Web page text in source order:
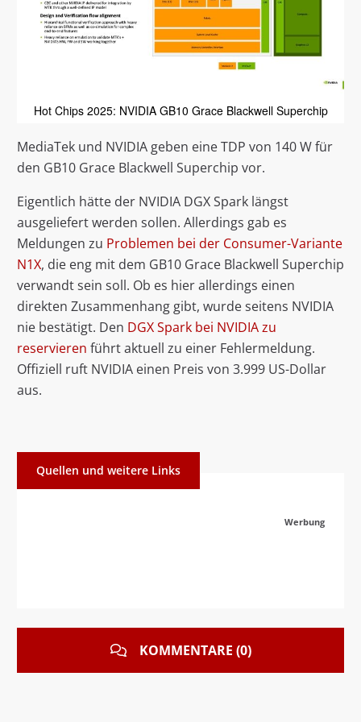
Hot Chips 2025: NVIDIA GB10 Grace Blackwell Superchip
MediaTek und NVIDIA geben eine TDP von 140 W für
den GB10 Grace Blackwell Superchip vor.
Eigentlich hätte der NVIDIA DGX Spark längst
ausgeliefert werden sollen. Allerdings gab es
Meldungen zu Problemen bei der Consumer-Variante
N1X, die eng mit dem GB10 Grace Blackwell Superchip
verwandt sein soll. Ob es hier allerdings einen
direkten Zusammenhang gibt, wurde seitens NVIDIA
nie bestätigt. Den DGX Spark bei NVIDIA zu
reservieren führt aktuell zu einer Fehlermeldung.
Offiziell ruft NVIDIA einen Preis von 3.999 US-Dollar
aus.
Quellen und weitere Links
Werbung
KOMMENTARE (0)